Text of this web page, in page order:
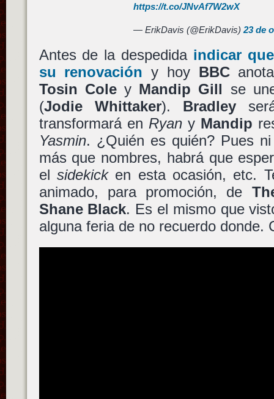
https://t.co/JNvAf7W2wX
— ErikDavis (@ErikDavis)23 de
Antes de la despedida indicar
su renovación y hoy BBC
Tosin Coley Mandip Gill se
(Jodie Whittaker). Bradley
transformará en Ryany Mandip
Yasmin. ¿Quién es quién? Pues
más que nombres, habrá que
el sidekicken esta ocasión, etc.
animado, para promoción, de
Shane Black. Es el mismo que
alguna feria de no recuerdo donde.